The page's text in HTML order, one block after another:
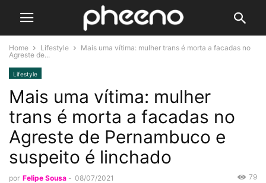
Home Lifestyle
Mais uma vítima: mulher trans é morta a facadas no
Agreste de...
Lifestyle
Mais uma vítima: mulher
trans é morta a facadas no
Agreste de Pernambuco e
suspeito é linchado
por Felipe Sousa - 08/07/2021 79